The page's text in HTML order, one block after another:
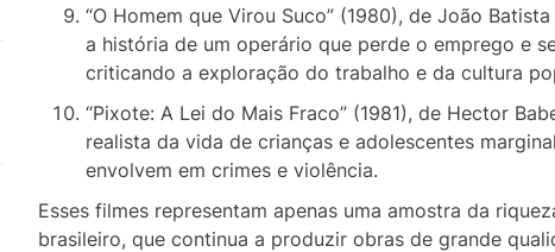
“O Homem que Virou Suco” (1980), de João
a história de um operário que perde o emprego e
criticando a exploração do trabalho e da cultura
“Pixote: A Lei do Mais Fraco” (1981), de Hector
realista da vida de crianças e adolescentes
envolvem em crimes e violência.
Esses filmes representam apenas uma amostra da
brasileiro, que continua a produzir obras de grande